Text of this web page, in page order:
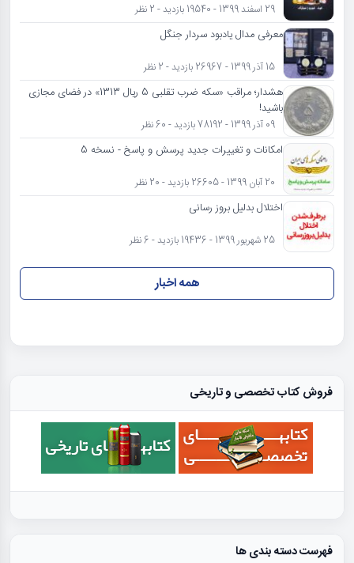
29 اسفند 1399 - 19540 بازدید - 2 نظر
معرفی مدال یادبود سردار جنگل
15 آذر 1399 - 26967 بازدید - 2 نظر
هشدار؛ مراقب «سکه ضرب تقلبی 5 ریال 1313» در فضای مجازی
باشید!
09 آذر 1399 - 78192 بازدید - 60 نظر
امکانات و تغییرات جدید پرسش و پاسخ - نسخه 5
20 آبان 1399 - 26605 بازدید - 20 نظر
اختلال بدلیل بروز رسانی
25 شهریور 1399 - 19436 بازدید - 6 نظر
همه اخبار
فروش کتاب تخصصی و تاریخی
فهرست دسته بندی ها